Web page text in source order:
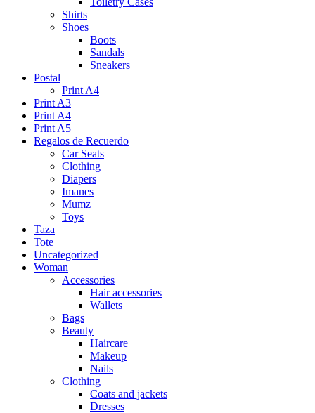
Shirts
Shoes
Boots
Sandals
Sneakers
Postal
Print A4
Print A3
Print A4
Print A5
Regalos de Recuerdo
Car Seats
Clothing
Diapers
Imanes
Mumz
Toys
Taza
Tote
Uncategorized
Woman
Accessories
Hair accessories
Wallets
Bags
Beauty
Haircare
Makeup
Nails
Clothing
Coats and jackets
Dresses